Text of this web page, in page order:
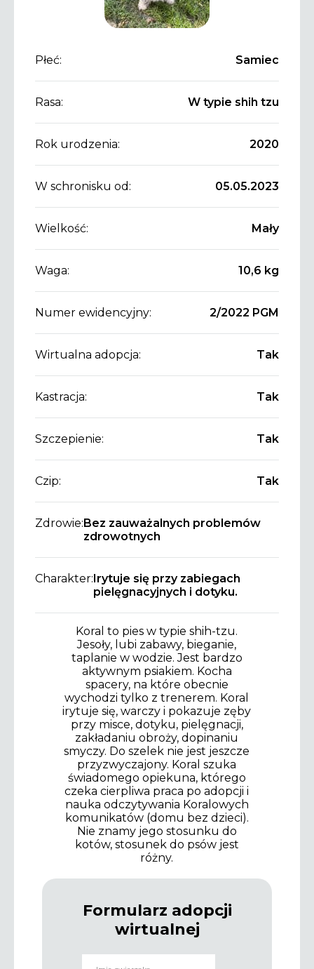
Płeć: Samiec
Rasa: W typie shih tzu
Rok urodzenia: 2020
W schronisku od: 05.05.2023
Wielkość: Mały
Waga: 10,6 kg
Numer ewidencyjny: 2/2022 PGM
Wirtualna adopcja: Tak
Kastracja: Tak
Szczepienie: Tak
Czip: Tak
Zdrowie:Bez zauważalnych problemów
zdrowotnych
Charakter:Irytuje się przy zabiegach
pielęgnacyjnych i dotyku.
Koral to pies w typie shih-tzu.
Jesoły, lubi zabawy, bieganie,
taplanie w wodzie. Jest bardzo
aktywnym psiakiem. Kocha
spacery, na które obecnie
wychodzi tylko z trenerem. Koral
irytuje się, warczy i pokazuje zęby
przy misce, dotyku, pielęgnacji,
zakładaniu obroży, dopinaniu
smyczy. Do szelek nie jest jeszcze
przyzwyczajony. Koral szuka
świadomego opiekuna, którego
czeka cierpliwa praca po adopcji i
nauka odczytywania Koralowych
komunikatów (domu bez dzieci).
Nie znamy jego stosunku do
kotów, stosunek do psów jest
różny.
Formularz adopcji
wirtualnej